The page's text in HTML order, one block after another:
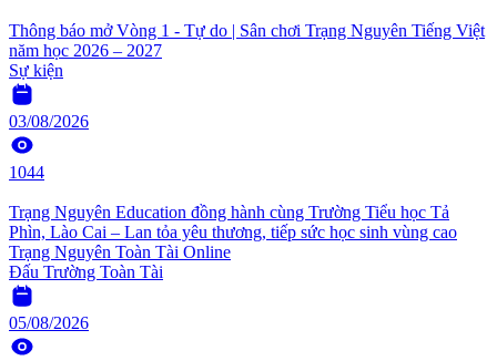
Thông báo mở Vòng 1 - Tự do | Sân chơi Trạng Nguyên Tiếng Việt
năm học 2026 – 2027
Sự kiện
03/08/2026
1044
Trạng Nguyên Education đồng hành cùng Trường Tiểu học Tả
Phìn, Lào Cai – Lan tỏa yêu thương, tiếp sức học sinh vùng cao
Trạng Nguyên Toàn Tài Online
Đấu Trường Toàn Tài
05/08/2026